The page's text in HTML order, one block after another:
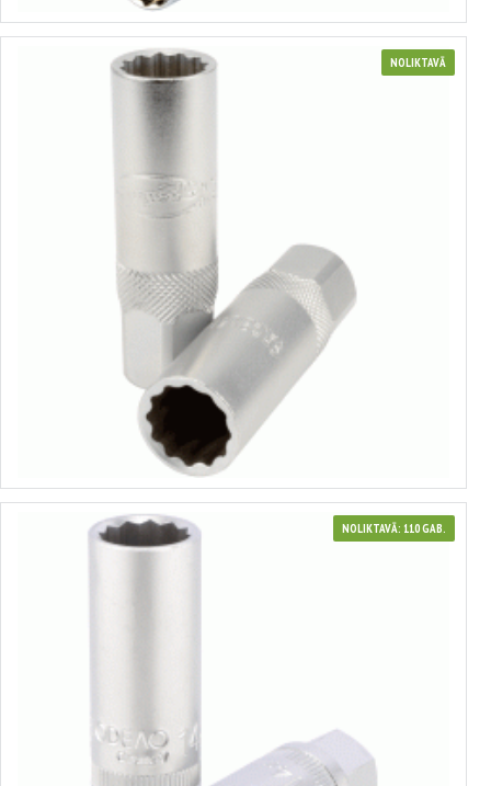
NOLIKTAVĀ
Sveču muciņa 3/8"
no 1.05€ līdz 1.45€
Izvēlēties variantus
NOLIKTAVĀ: 110 GAB.